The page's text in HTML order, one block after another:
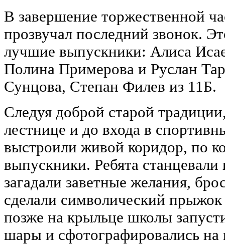
В завершение торжественной
прозвучал последний звонок.
лучшие выпускники: Алиса
Полина Примерова и Руслан
Сунцова, Степан Филев из 11Б.
Следуя доброй старой
лестнице и до входа в
выстроили живой коридор, по
выпускники. Ребята
загадали заветные желания,
сделали символический
позже на крыльце школы
шары и сфотографировались на